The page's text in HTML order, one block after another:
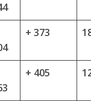
+ 373
+ 405